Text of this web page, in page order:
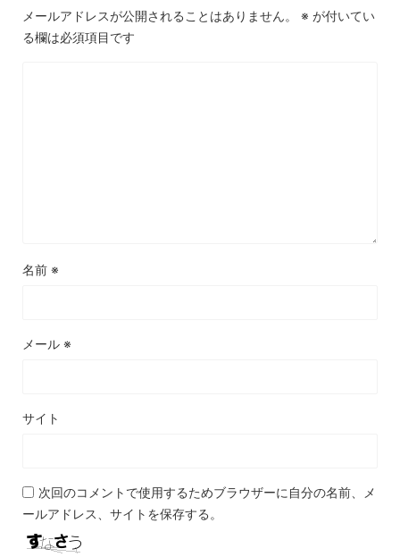
メールアドレスが公開されることはありません。 ※ が付いてい
る欄は必須項目です
名前 ※
メール ※
サイト
次回のコメントで使用するためブラウザーに自分の名前、メ
ールアドレス、サイトを保存する。